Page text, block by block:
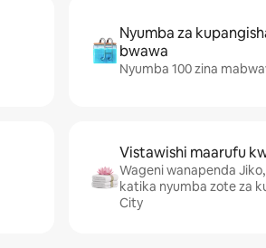
Nyumba za
bwawa
Nyumba 100 zina
Vistawishi maarufu
Wageni wanapenda
katika nyumba zote za
City